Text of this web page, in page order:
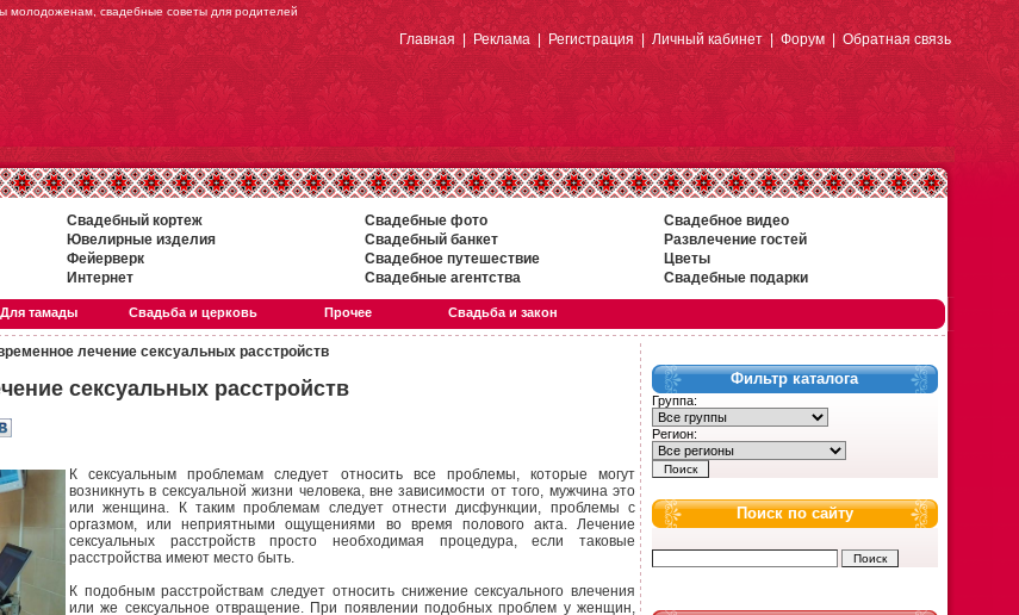
молодоженам, свадебные советы для родителей
Главная|Реклама|Регистрация| Личный кабинет|Форум| Обратная связь
Свадебный кортеж Свадебные фото
Свадебное видео
Ювелирные изделия Свадебный банкет
Развлечение гостей
Фейерверк Свадебное путешествие
Цветы
Интернет Свадебные агентства Свадебные подарки
Для тамады Свадьба и церковь Прочее Свадьба и закон
лечение сексуальных расстройств
сексуальных расстройств
К сексуальным проблемам следует относить все проблемы, которые могут
возникнуть в сексуальной жизни человека, вне зависимости от того, мужчина это
или женщина. К таким проблемам следует отнести дисфункции, проблемы с
оргазмом, или неприятными ощущениями во время полового акта. Лечение
сексуальных расстройств просто необходимая процедура, если таковые
расстройства имеют место быть.
К подобным расстройствам следует относить снижение сексуального влечения
или же сексуальное отвращение. При появлении подобных проблем у женщин,
Фильтр каталога
Группа:
Регион:
Поиск по сайту